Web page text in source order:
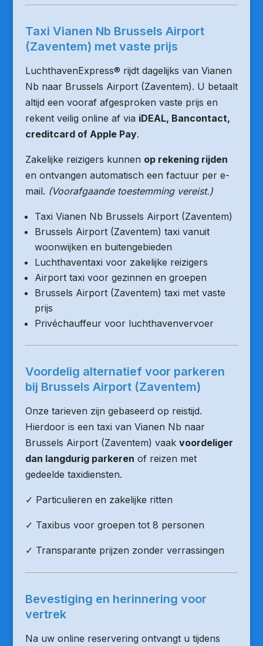
Taxi Vianen Nb Brussels Airport
(Zaventem) met vaste prijs
LuchthavenExpress® rijdt dagelijks van Vianen
Nb naar Brussels Airport (Zaventem). U betaalt
altijd een vooraf afgesproken vaste prijs en
rekent veilig online af via iDEAL, Bancontact,
creditcard of Apple Pay.
Zakelijke reizigers kunnen op rekening rijden
en ontvangen automatisch een factuur per e-
mail. (Voorafgaande toestemming vereist.)
Taxi Vianen Nb Brussels Airport (Zaventem)
Brussels Airport (Zaventem) taxi vanuit
woonwijken en buitengebieden
Luchthaventaxi voor zakelijke reizigers
Airport taxi voor gezinnen en groepen
Brussels Airport (Zaventem) taxi met vaste
prijs
Privéchauffeur voor luchthavenvervoer
Voordelig alternatief voor parkeren
bij Brussels Airport (Zaventem)
Onze tarieven zijn gebaseerd op reistijd.
Hierdoor is een taxi van Vianen Nb naar
Brussels Airport (Zaventem) vaak voordeliger
dan langdurig parkeren of reizen met
gedeelde taxidiensten.
✓ Particulieren en zakelijke ritten
✓ Taxibus voor groepen tot 8 personen
✓ Transparante prijzen zonder verrassingen
Bevestiging en herinnering voor
vertrek
Na uw online reservering ontvangt u tijdens